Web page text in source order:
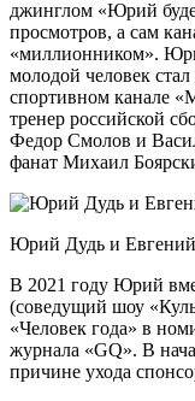
джинглом «Юрий
просмотров, а сам
«миллионником».
молодой человек
спортивном канале
тренер российской
Федор Смолов и
фанат Михаил
Юрий Дудь и
В 2021 году Юрий
(соведущий шоу
«Человек года» в
журнала «GQ». В
причине ухода